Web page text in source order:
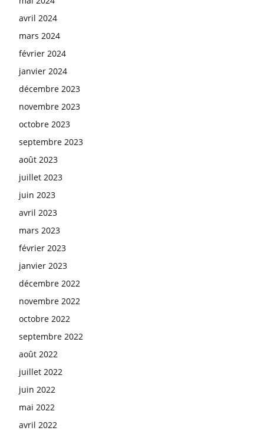
avril 2024
mars 2024
février 2024
janvier 2024
décembre 2023
novembre 2023
octobre 2023
septembre 2023
août 2023
juillet 2023
juin 2023
avril 2023
mars 2023
février 2023
janvier 2023
décembre 2022
novembre 2022
octobre 2022
septembre 2022
août 2022
juillet 2022
juin 2022
mai 2022
avril 2022